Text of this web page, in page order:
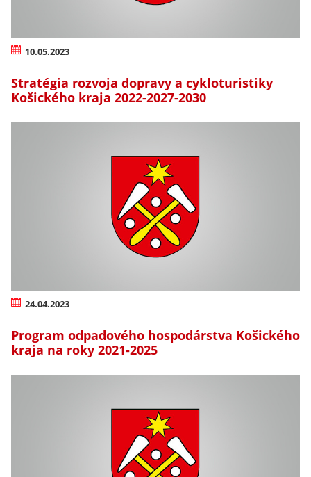
10.05.2023
Stratégia rozvoja dopravy a cykloturistiky
Košického kraja 2022-2027-2030
24.04.2023
Program odpadového hospodárstva Košického
kraja na roky 2021-2025